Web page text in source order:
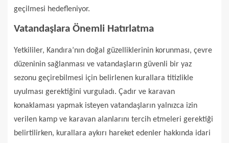
geçilmesi hedefleniyor.
Vatandaşlara Önemli Hatırlatma
Yetkililer, Kandıra’nın doğal güzelliklerinin korunması, çevre
düzeninin sağlanması ve vatandaşların güvenli bir yaz
sezonu geçirebilmesi için belirlenen kurallara titizlikle
uyulması gerektiğini vurguladı. Çadır ve karavan
konaklaması yapmak isteyen vatandaşların yalnızca izin
verilen kamp ve karavan alanlarını tercih etmeleri gerektiği
belirtilirken, kurallara aykırı hareket edenler hakkında idari